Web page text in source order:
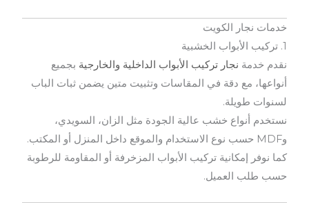
خدمات نجار الكويت
1. تركيب الأبواب الخشبية
نقدم خدمة نجار تركيب الأبواب الداخلية والخارجية بجميع
أنواعها، مع دقة في المقاسات وتثبيت متين يضمن ثبات الباب
لسنوات طويلة.
نستخدم أنواع خشب عالية الجودة مثل الزان، السويدي،
وMDF حسب نوع الاستخدام والموقع داخل المنزل أو المكتب.
كما نوفر إمكانية تركيب الأبواب المزخرفة أو المقاومة للرطوبة
حسب طلب العميل.